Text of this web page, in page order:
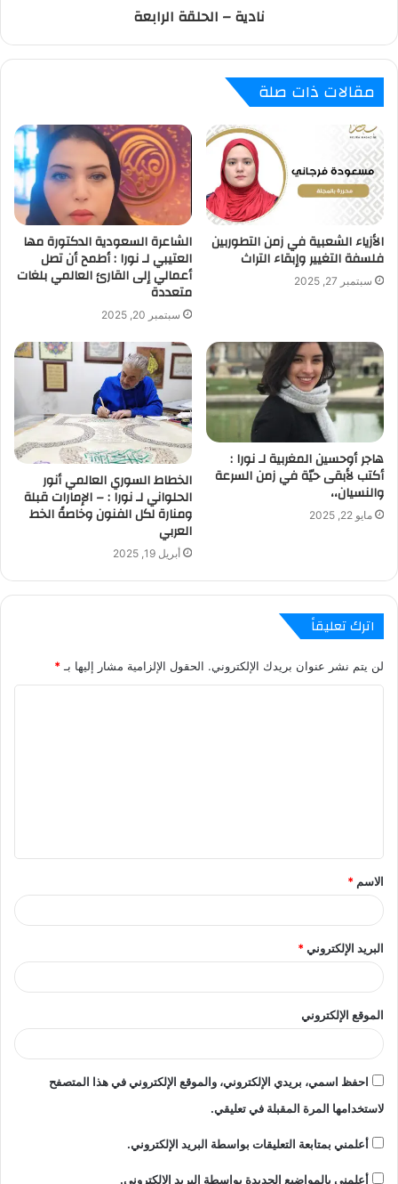
نادية – الحلقة الرابعة
مقالات ذات صلة
الأزياء الشعبية في زمن التطوربين
فلسفة التغيير وإبقاء التراث
سبتمبر 27, 2025
الشاعرة السعودية الدكتورة مها
العتيبي لـ نورا : أطمح أن تصل
أعمالي إلى القارئ العالمي بلغات
متعددة
سبتمبر 20, 2025
هاجر أوحسين المغربية لـ نورا :
أكتب لأبقى حيّة في زمن السرعة
والنسيان،،
مايو 22, 2025
الخطاط السوري العالمي أنور
الحلواني لـ نورا : – الإمارات قبلة
ومنارة لكل الفنون وخاصةً الخط
العربي
أبريل 19, 2025
اترك تعليقاً
لن يتم نشر عنوان بريدك الإلكتروني. الحقول الإلزامية مشار إليها بـ*
ق
*
الاسم *
البريد الإلكتروني*
الموقع الإلكتروني
احفظ اسمي، بريدي الإلكتروني، والموقع الإلكتروني في هذا المتصفح
لاستخدامها المرة المقبلة في تعليقي.
أعلمني بمتابعة التعليقات بواسطة البريد الإلكتروني.
أعلمني بالمواضيع الجديدة بواسطة البريد الإلكتروني.